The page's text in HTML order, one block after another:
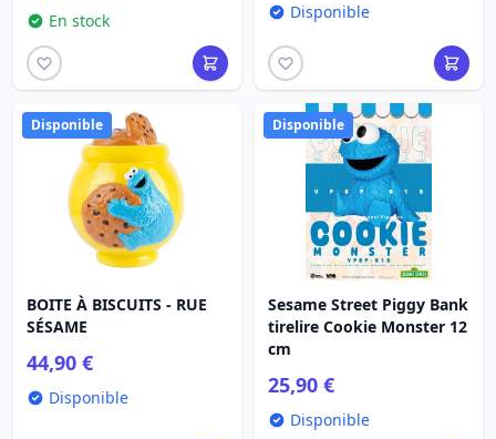
En stock
Disponible
Disponible
BOITE À BISCUITS - RUE
SÉSAME
44,90 €
Disponible
Disponible
Sesame Street Piggy Bank
tirelire Cookie Monster 12
cm
25,90 €
Disponible